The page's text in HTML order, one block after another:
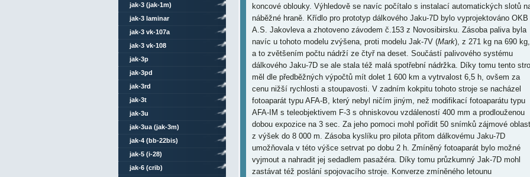
koncové oblouky. Výhledově se navíc počítalo s instalací automatických slotů
náběžné hraně. Křídlo pro prototyp dálkového Jaku-7D bylo vyprojektováno OKB
A.S. Jakovleva a zhotoveno závodem č.153 z Novosibirsku. Zásoba paliva byla
navíc u tohoto modelu zvýšena, proti modelu Jak-7V (Mark), z 271 kg na 690 kg,
a to zvětšením počtu nádrží ze čtyř na deset. Součástí palivového systému
dálkového Jaku-7D se ale stala též malá spotřební nádržka. Díky tomu tento
měl dle předběžných výpočtů mít dolet 1 600 km a vytrvalost 6,5 h, ovšem za
cenu nižší rychlosti a stoupavosti. V zadním kokpitu tohoto stroje se nacházel
fotoaparát typu AFA-B, který nebyl ničím jiným, než modifikací fotoaparátu typu
AFA-IM s teleobjektivem F-3 s ohniskovou vzdáleností 400 mm a prodlouženou
dobou expozice na 3 sec. Za jeho pomoci mohl pořídit 50 snímků zájmové
z výšek do 8 000 m. Zásoba kyslíku pro pilota přitom dálkovému Jaku-7D
umožňovala v této výšce setrvat po dobu 2 h. Zmíněný fotoaparát bylo možné
vyjmout a nahradit jej sedadlem pasažéra. Díky tomu průzkumný Jak-7D mohl
zastávat též poslání spojovacího stroje. Konverze zmíněného letounu
jak-3 (jak-1m)
jak-3 laminar
jak-3 vk-107a
jak-3 vk-108
jak-3p
jak-3pd
jak-3rd
jak-3t
jak-3u
jak-3ua (jak-3m)
jak-4 (bb-22bis)
jak-5 (i-28)
jak-6 (crib)